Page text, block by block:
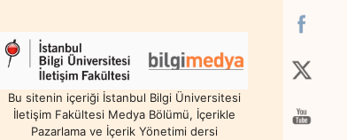
Bu sitenin içeriği İstanbul Bilgi Üniversitesi
İletişim Fakültesi Medya Bölümü, İçerikle
Pazarlama ve İçerik Yönetimi dersi